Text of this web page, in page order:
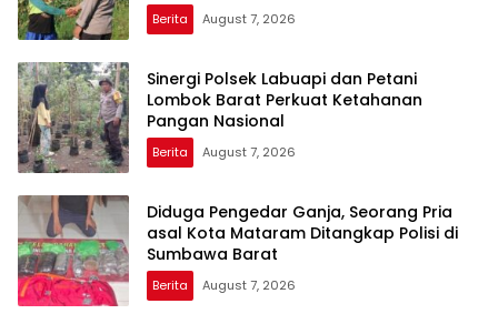
Berita August 7, 2026
Sinergi Polsek Labuapi dan Petani
Lombok Barat Perkuat Ketahanan
Pangan Nasional
Berita August 7, 2026
Diduga Pengedar Ganja, Seorang Pria
asal Kota Mataram Ditangkap Polisi di
Sumbawa Barat
Berita August 7, 2026